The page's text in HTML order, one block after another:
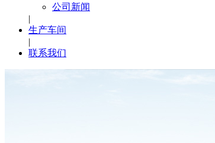
公司新闻
|
生产车间
|
联系我们